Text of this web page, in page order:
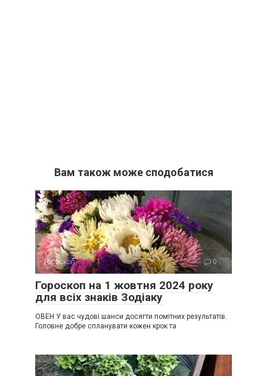
Вам також може сподобатися
Гороскоп 0
Гороскоп на 1 жовтня 2024 року
для всіх знаків Зодіаку
ОВЕН У вас чудові шанси досягти помітних результатів.
Головне добре спланувати кожен крок та